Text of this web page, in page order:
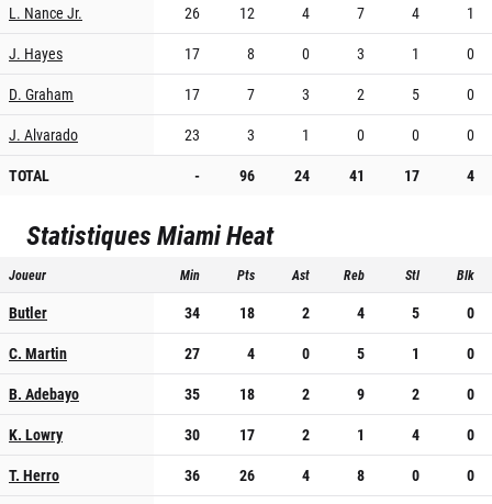
L. Nance Jr.
26 12 4 7 4
1
J. Hayes
17 8 0 3 1
0
D. Graham
17 7 3 2 5
0
J. Alvarado
23 3 1 0 0
0
TOTAL
- 96 24 41 17 4
StatistiquesMiami Heat
Joueur Min Pts Ast Reb Stl Blk
Butler 34 18 2 4 5
0
C. Martin
27 4 0 5 1
0
B. Adebayo
35 18 2 9 2
0
K. Lowry
30 17 2 1 4
0
T. Herro
36 26 4 8 0
0